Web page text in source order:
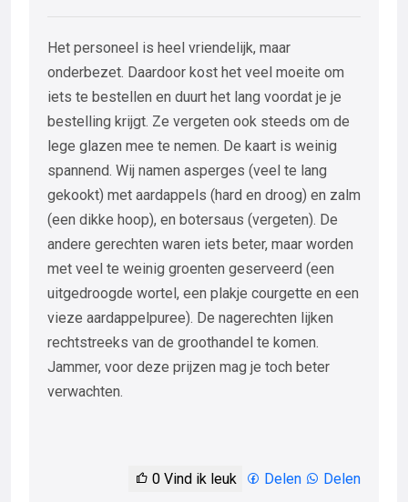
Het personeel is heel vriendelijk, maar
onderbezet. Daardoor kost het veel moeite om
iets te bestellen en duurt het lang voordat je je
bestelling krijgt. Ze vergeten ook steeds om de
lege glazen mee te nemen. De kaart is weinig
spannend. Wij namen asperges (veel te lang
gekookt) met aardappels (hard en droog) en zalm
(een dikke hoop), en botersaus (vergeten). De
andere gerechten waren iets beter, maar worden
met veel te weinig groenten geserveerd (een
uitgedroogde wortel, een plakje courgette en een
vieze aardappelpuree). De nagerechten lijken
rechtstreeks van de groothandel te komen.
Jammer, voor deze prijzen mag je toch beter
verwachten.
0 Vind ik leuk Delen Delen